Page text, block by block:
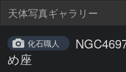
天体写真ギャラリー
化石職人
め座